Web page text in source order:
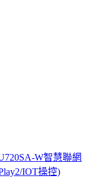
W智慧聯網
IOT操控)